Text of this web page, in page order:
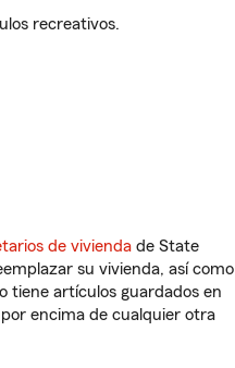
recreativos.
de vivienda de State
su vivienda, así como
tiene artículos guardados en
encima de cualquier otra